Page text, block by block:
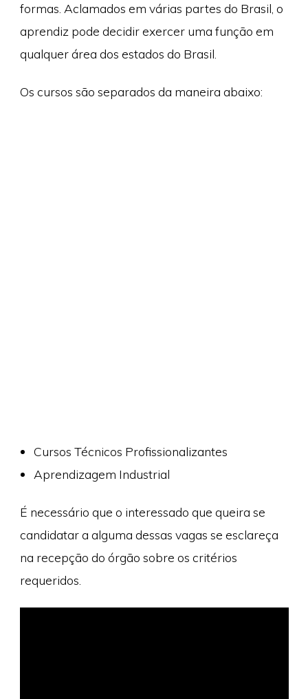
formas. Aclamados em várias partes do Brasil, o
aprendiz pode decidir exercer uma função em
qualquer área dos estados do Brasil.
Os cursos são separados da maneira abaixo:
Cursos Técnicos Profissionalizantes
Aprendizagem Industrial
É necessário que o interessado que queira se
candidatar a alguma dessas vagas se esclareça
na recepção do órgão sobre os critérios
requeridos.